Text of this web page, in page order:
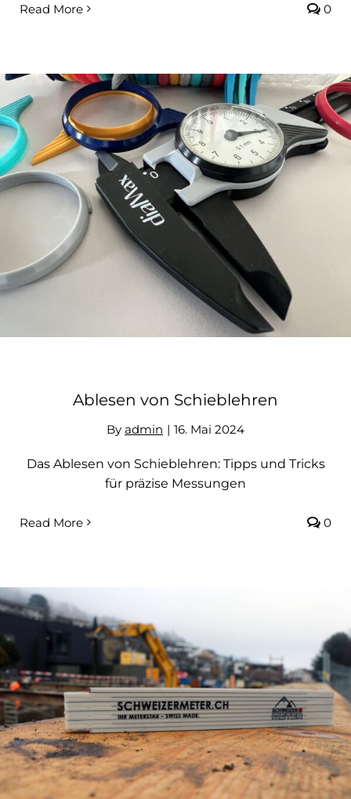
Read More 0
Ablesen von Schieblehren
Ablesen von Schieblehren
By admin | 16. Mai 2024
Das Ablesen von Schieblehren: Tipps und Tricks
für präzise Messungen
Read More 0
Warum sind Werbeartikel wichtig?